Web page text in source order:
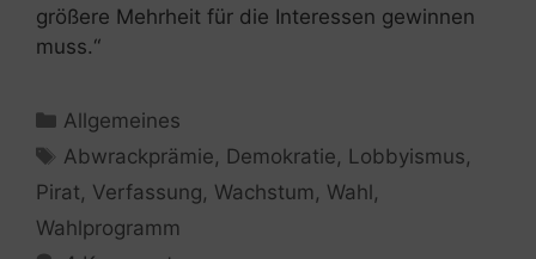
größere Mehrheit für die Interessen gewinnen
muss.“
Kategorien
Allgemeines
Schlagwörter
Abwrackprämie, Demokratie, Lobbyismus,
Pirat, Verfassung, Wachstum, Wahl,
Wahlprogramm